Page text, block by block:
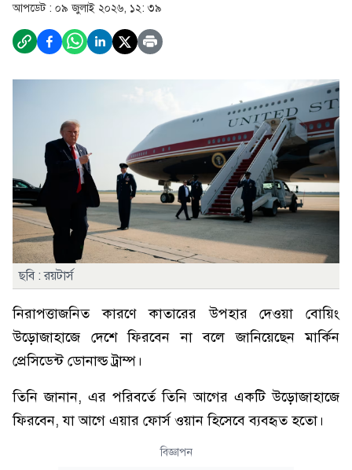
আপডেট : ০৯ জুলাই ২০২৬, ১২: ৩৯
ছবি : রয়টার্স
নিরাপত্তাজনিত কারণে কাতারের উপহার দেওয়া বোয়িং
উড়োজাহাজে দেশে ফিরবেন না বলে জানিয়েছেন মার্কিন
প্রেসিডেন্ট ডোনাল্ড ট্রাম্প।
তিনি জানান, এর পরিবর্তে তিনি আগের একটি উড়োজাহাজে
ফিরবেন, যা আগে এয়ার ফোর্স ওয়ান হিসেবে ব্যবহৃত হতো।
বিজ্ঞাপন